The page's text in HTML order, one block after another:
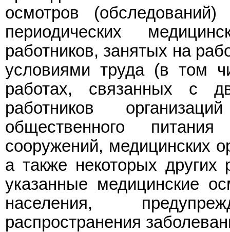
осмотров
периодических
работников, занятых на
условиями труда (в том
работах, связанных с
работников
общественного
сооружений, медицинских
а также некоторых других
указанные медицинские
населения,
распространения